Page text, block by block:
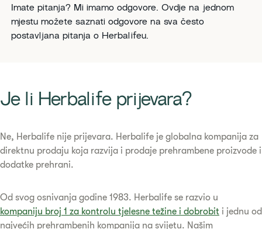
Imate pitanja? Mi imamo odgovore. Ovdje na jednom
mjestu možete saznati odgovore na sva često
postavljana pitanja o Herbalifeu.
​​Je li Herbalife prijevara?​
Ne, Herbalife nije prijevara. Herbalife je globalna kompanija za
direktnu prodaju koja razvija i prodaje prehrambene proizvode i
dodatke prehrani.
Od svog osnivanja godine 1983. Herbalife se razvio u
kompaniju broj 1 za kontrolu tjelesne težine i dobrobit i jednu od
najvećih prehrambenih kompanija na svijetu. Našim